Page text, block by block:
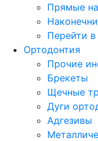
Прямые
Перейти в
Ортодонтия
Прочие
Брекеты
Щечные
Дуги
Адгезивы